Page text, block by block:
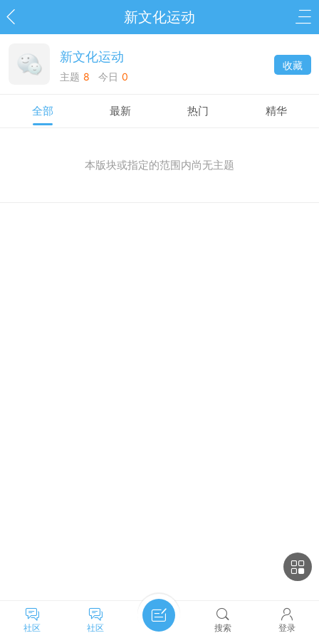
新文化运动
新文化运动
主题 8 今日 0
收藏
全部 最新 热门 精华
本版块或指定的范围内尚无主题
社区 社区 搜索 登录